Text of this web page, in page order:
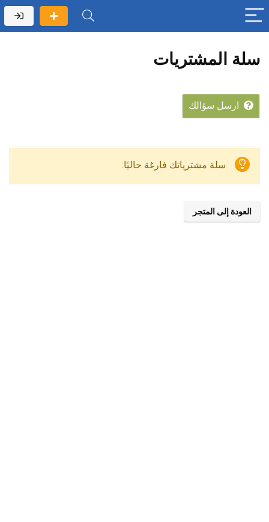
سلة المشتريات
ارسل سؤالك
سلة مشترياتك فارغة حاليًا.
العودة إلى المتجر